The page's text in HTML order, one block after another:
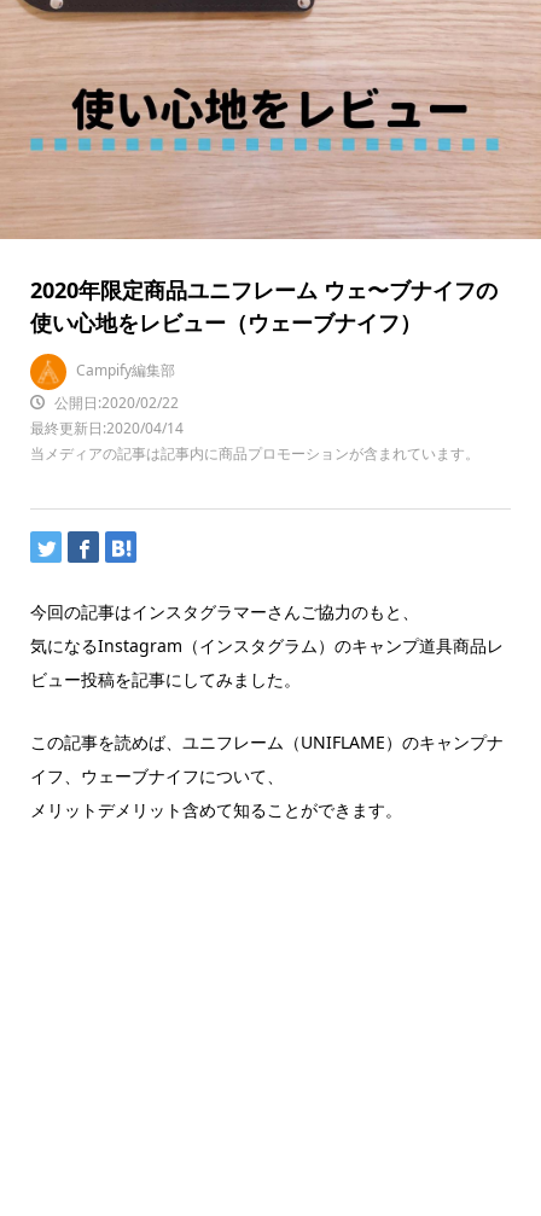
2020年限定商品ユニフレーム ウェ〜ブナイフの
使い心地をレビュー（ウェーブナイフ）
Campify編集部
公開日:2020/02/22
最終更新日:2020/04/14
当メディアの記事は記事内に商品プロモーションが含まれています。
今回の記事はインスタグラマーさんご協力のもと、
気になるInstagram（インスタグラム）のキャンプ道具商品レ
ビュー投稿を記事にしてみました。
この記事を読めば、ユニフレーム（UNIFLAME）のキャンプナ
イフ、ウェーブナイフについて、
メリットデメリット含めて知ることができます。